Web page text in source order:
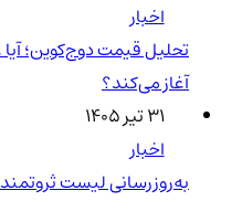
اخبار
آغاز می‌کند؟
۳۱ تیر ۱۴۰۵
اخبار